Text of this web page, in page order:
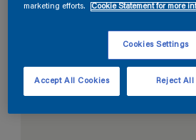
marketing efforts.
Cookie Statement for more
Cookies Settings
Reject All
Accept All Cookies